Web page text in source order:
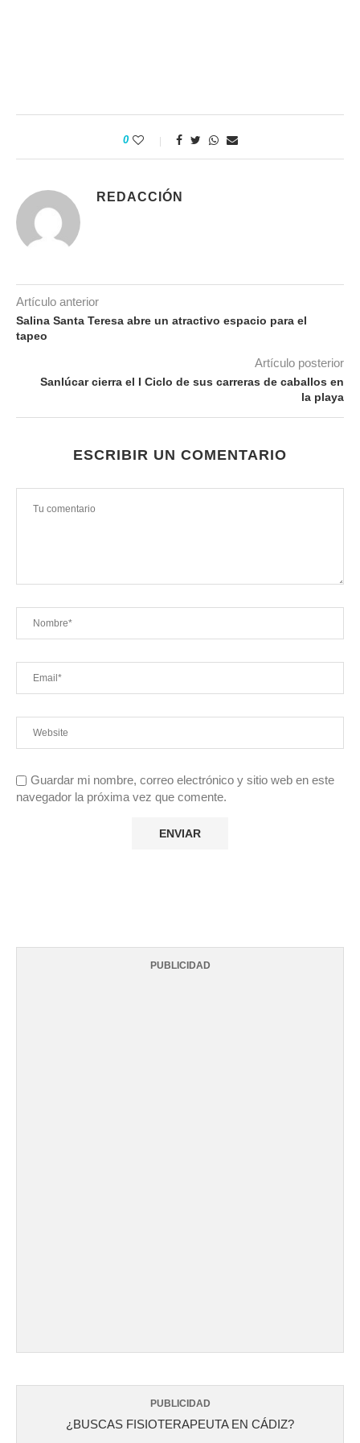
0
REDACCIÓN
Artículo anterior
Salina Santa Teresa abre un atractivo espacio para el
tapeo
Artículo posterior
Sanlúcar cierra el I Ciclo de sus carreras de caballos en
la playa
ESCRIBIR UN COMENTARIO
Guardar mi nombre, correo electrónico y sitio web en este
navegador la próxima vez que comente.
PUBLICIDAD
PUBLICIDAD
¿BUSCAS FISIOTERAPEUTA EN CÁDIZ?